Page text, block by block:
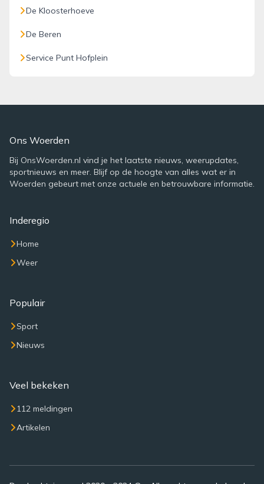
De Kloosterhoeve
De Beren
Service Punt Hofplein
Ons Woerden
Bij OnsWoerden.nl vind je het laatste nieuws, weerupdates,
sportnieuws en meer. Blijf op de hoogte van alles wat er in
Woerden gebeurt met onze actuele en betrouwbare informatie.
Inderegio
Home
Weer
Populair
Sport
Nieuws
Veel bekeken
112 meldingen
Artikelen